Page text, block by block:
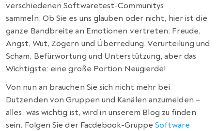
verschiedenen Softwaretest-Communitys
sammeln. Ob Sie es uns glauben oder nicht, hier ist die
ganze Bandbreite an Emotionen vertreten: Freude,
Angst, Wut, Zögern und Überredung, Verurteilung und
Scham, Befürwortung und Unterstützung, aber das
Wichtigste: eine große Portion Neugierde!
Von nun an brauchen Sie sich nicht mehr bei
Dutzenden von Gruppen und Kanälen anzumelden –
alles, was wichtig ist, wird in unserem Blog zu finden
sein. Folgen Sie der Facdebook-GruppeSoftware